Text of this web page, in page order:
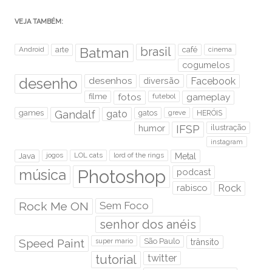
VEJA TAMBÉM:
Android arte Batman brasil café cinema
cogumelos
desenho desenhos diversão Facebook
filme fotos futebol gameplay
games Gandalf gato gatos greve HERÓIS
humor IFSP ilustração
instagram
Java jogos LOL cats lord of the rings Metal
música Photoshop
podcast
rabisco
Rock
Rock Me ON Sem Foco
senhor dos anéis
Speed Paint super mario São Paulo trânsito
tutorial twitter